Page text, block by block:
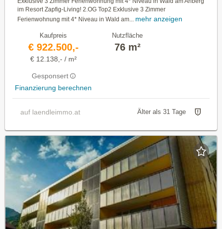
im Resort Zapfig-Living! 2.OG Top2 Exklusive 3 Zimmer
Ferienwohnung mit 4* Niveau in Wald am... mehr anzeigen
Kaufpreis
€ 922.500,-
€ 12.138,- / m²
Gesponsert
Finanzierung berechnen
Nutzfläche
76 m²
auf laendleimmo.at Älter als 31 Tage